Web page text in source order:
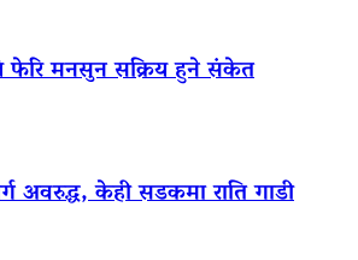
फेरि मनसुन सक्रिय हुने संकेत
अवरुद्ध, केही सडकमा राति गाडी